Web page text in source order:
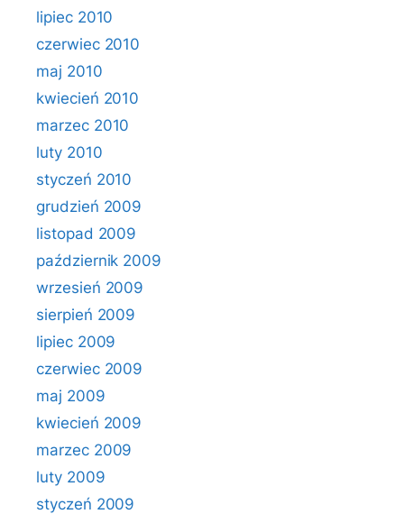
lipiec 2010
czerwiec 2010
maj 2010
kwiecień 2010
marzec 2010
luty 2010
styczeń 2010
grudzień 2009
listopad 2009
październik 2009
wrzesień 2009
sierpień 2009
lipiec 2009
czerwiec 2009
maj 2009
kwiecień 2009
marzec 2009
luty 2009
styczeń 2009